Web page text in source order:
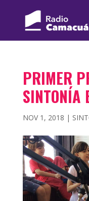
PRIMER
SINTONÍA
NOV 1, 2018 |